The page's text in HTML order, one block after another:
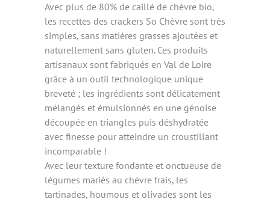
Avec plus de 80% de caillé de chèvre bio,
les recettes des crackers So Chèvre sont très
simples, sans matières grasses ajoutées et
naturellement sans gluten. Ces produits
artisanaux sont fabriqués en Val de Loire
grâce à un outil technologique unique
breveté ; les ingrédients sont délicatement
mélangés et émulsionnés en une génoise
découpée en triangles puis déshydratée
avec finesse pour atteindre un croustillant
incomparable !
Avec leur texture fondante et onctueuse de
légumes mariés au chèvre frais, les
tartinades, houmous et olivades sont les